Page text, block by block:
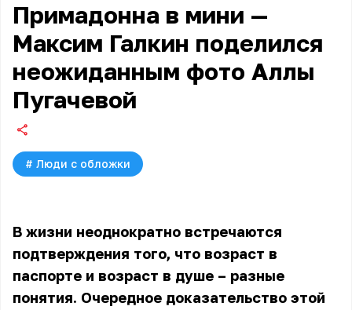
Примадонна в мини —
Максим Галкин поделился
неожиданным фото Аллы
Пугачевой
# Люди с обложки
В жизни неоднократно встречаются
подтверждения того, что возраст в
паспорте и возраст в душе – разные
понятия. Очередное доказательство этой